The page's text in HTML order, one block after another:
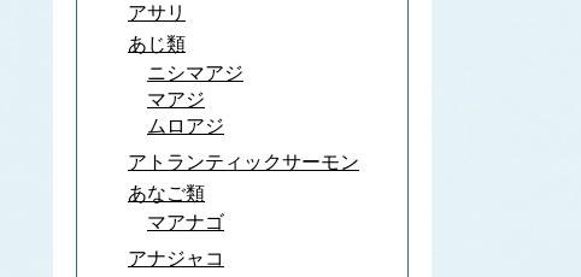
アサリ
あじ類
ニシマアジ
マアジ
ムロアジ
アトランティックサーモン
あなご類
マアナゴ
アナジャコ